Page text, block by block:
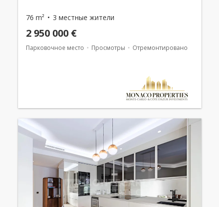
76 m² 3 местные жители
2 950 000 €
Парковочное место Просмотры Отремонтировано